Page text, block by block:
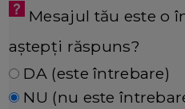
Mesajul tău este o
aștepți răspuns?
DA (este întrebare)
NU (nu este